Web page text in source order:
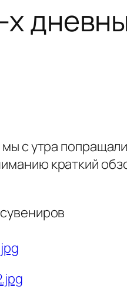
с утра
краткий